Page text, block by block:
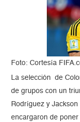
Foto: Cortesía
La selección de
de grupos con un
Rodríguez y
encargaron de